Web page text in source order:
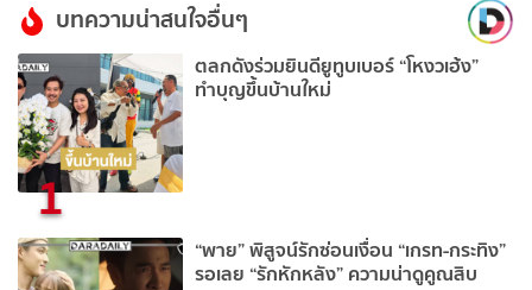
บทความน่าสนใจอื่นๆ
1
ตลกดังร่วมยินดียูทูบเบอร์ “โหงวเฮ้ง”
ทำบุญขึ้นบ้านใหม่
“พาย” พิสูจน์รักซ่อนเงื่อน “เกรท-กระทิง”
รอเลย “รักหักหลัง” ความน่าดูคูณสิบ